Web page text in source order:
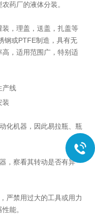
药厂的液体分装。
，理盖，送盖，扎盖等
钢或PTFE制造，具有无
，适用范围广，特别适
装
机器，因此易拉瓶、瓶
察看其转动是否有异
禁用过大的工具或用力
能。